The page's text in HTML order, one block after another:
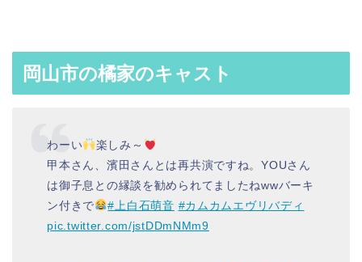
岡山市の橘家のキャスト
わーい
楽しみ～
甲本さん、濱田さんとは再共演ですね。YOUさん
は御子息との縁談を勧められてましたねwwバーキ
ン付きで
#上白石萌音 #カムカムエヴリバディ
pic.twitter.com/jstDDmNMm9